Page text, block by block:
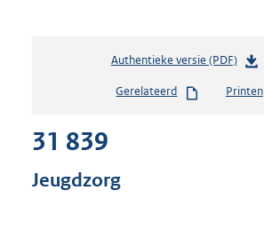
Authentieke versie (PDF)b
s
Gerelateerd Printen
31 839
Jeugdzorg